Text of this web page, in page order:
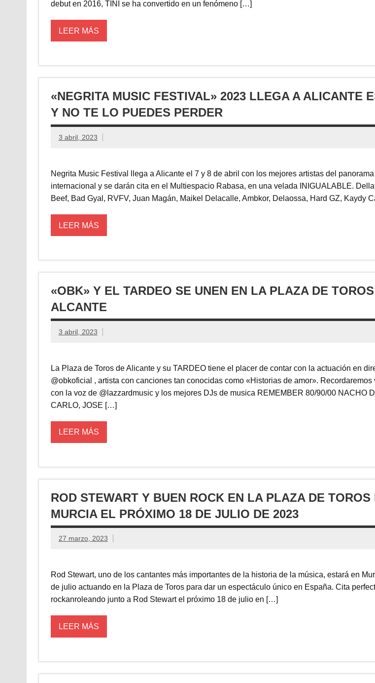
debut en 2016, TINI se ha convertido en un fenómeno […]
LEER MÁS
«NEGRITA MUSIC FESTIVAL» 2023 LLEGA A ALICANTE
Y NO TE LO PUEDES PERDER
3 abril, 2023
Negrita Music Festival llega a Alicante el 7 y 8 de abril con los mejores artistas del
internacional y se darán cita en el Multiespacio Rabasa, en una velada INIGUALABLE.
Beef, Bad Gyal, RVFV, Juan Magán, Maikel Delacalle, Ambkor, Delaossa, Hard GZ, Kaydy
LEER MÁS
«OBK» Y EL TARDEO SE UNEN EN LA PLAZA DE
ALCANTE
3 abril, 2023
La Plaza de Toros de Alicante y su TARDEO tiene el placer de contar con la actuación en
@obkoficial , artista con canciones tan conocidas como «Historias de amor». Recordaremos
con la voz de @lazzardmusic y los mejores DJs de musica REMEMBER 80/90/00 NACHO
CARLO, JOSE […]
LEER MÁS
ROD STEWART Y BUEN ROCK EN LA PLAZA DE TOROS
MURCIA EL PRÓXIMO 18 DE JULIO DE 2023
27 marzo, 2023
Rod Stewart, uno de los cantantes más importantes de la historia de la música, estará en
de julio actuando en la Plaza de Toros para dar un espectáculo único en España. Cita
rockanroleando junto a Rod Stewart el próximo 18 de julio en […]
LEER MÁS